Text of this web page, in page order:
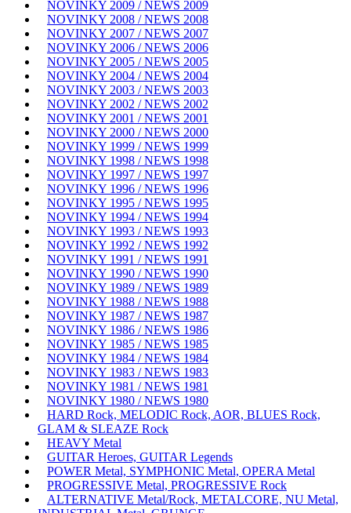
NOVINKY 2009 / NEWS 2009
NOVINKY 2008 / NEWS 2008
NOVINKY 2007 / NEWS 2007
NOVINKY 2006 / NEWS 2006
NOVINKY 2005 / NEWS 2005
NOVINKY 2004 / NEWS 2004
NOVINKY 2003 / NEWS 2003
NOVINKY 2002 / NEWS 2002
NOVINKY 2001 / NEWS 2001
NOVINKY 2000 / NEWS 2000
NOVINKY 1999 / NEWS 1999
NOVINKY 1998 / NEWS 1998
NOVINKY 1997 / NEWS 1997
NOVINKY 1996 / NEWS 1996
NOVINKY 1995 / NEWS 1995
NOVINKY 1994 / NEWS 1994
NOVINKY 1993 / NEWS 1993
NOVINKY 1992 / NEWS 1992
NOVINKY 1991 / NEWS 1991
NOVINKY 1990 / NEWS 1990
NOVINKY 1989 / NEWS 1989
NOVINKY 1988 / NEWS 1988
NOVINKY 1987 / NEWS 1987
NOVINKY 1986 / NEWS 1986
NOVINKY 1985 / NEWS 1985
NOVINKY 1984 / NEWS 1984
NOVINKY 1983 / NEWS 1983
NOVINKY 1981 / NEWS 1981
NOVINKY 1980 / NEWS 1980
HARD Rock, MELODIC Rock, AOR, BLUES Rock,
GLAM & SLEAZE Rock
HEAVY Metal
GUITAR Heroes, GUITAR Legends
POWER Metal, SYMPHONIC Metal, OPERA Metal
PROGRESSIVE Metal, PROGRESSIVE Rock
ALTERNATIVE Metal/Rock, METALCORE, NU Metal,